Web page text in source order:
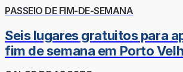
PASSEIO DE FIM-DE-SEMANA
Seis lugares gratuitos para
fim de semana em Porto